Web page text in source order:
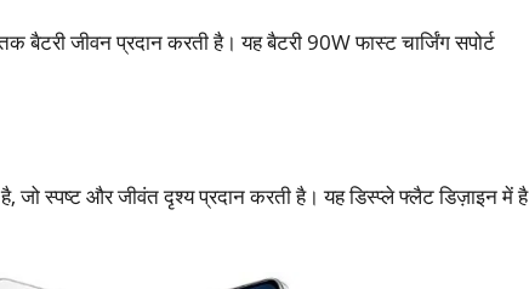
जीवन प्रदान करती है। यह बैटरी 90W फास्ट चार्जिंग सपोर्ट
जो स्पष्ट और जीवंत दृश्य प्रदान करती है। यह डिस्प्ले फ्लैट डिज़ाइन में है